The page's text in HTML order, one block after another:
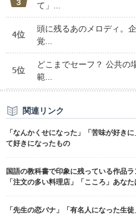
て」...
4位
頭に残るあのメロディ。
覚...
5位
どこまでセーフ？ 公共の
範...
関連リンク
「なんかくせになった」「苦味が好き
て好きになったもの
国語の教科書で印象に残っている作品
「注文の多い料理店」「こころ」あな
「先生の恋バナ」「有名人になった生